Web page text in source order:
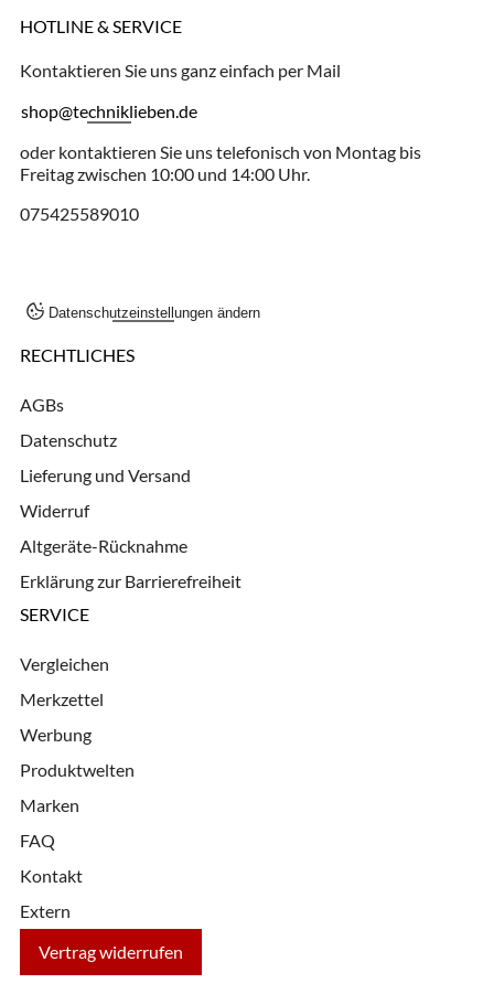
HOTLINE & SERVICE
Kontaktieren Sie uns ganz einfach per Mail
shop@techniklieben.de
oder kontaktieren Sie uns telefonisch von Montag bis
Freitag zwischen 10:00 und 14:00 Uhr.
075425589010
Datenschutzeinstellungen ändern
RECHTLICHES
AGBs
Datenschutz
Lieferung und Versand
Widerruf
Altgeräte-Rücknahme
Erklärung zur Barrierefreiheit
SERVICE
Vergleichen
Merkzettel
Werbung
Produktwelten
Marken
FAQ
Kontakt
Extern
Vertrag widerrufen